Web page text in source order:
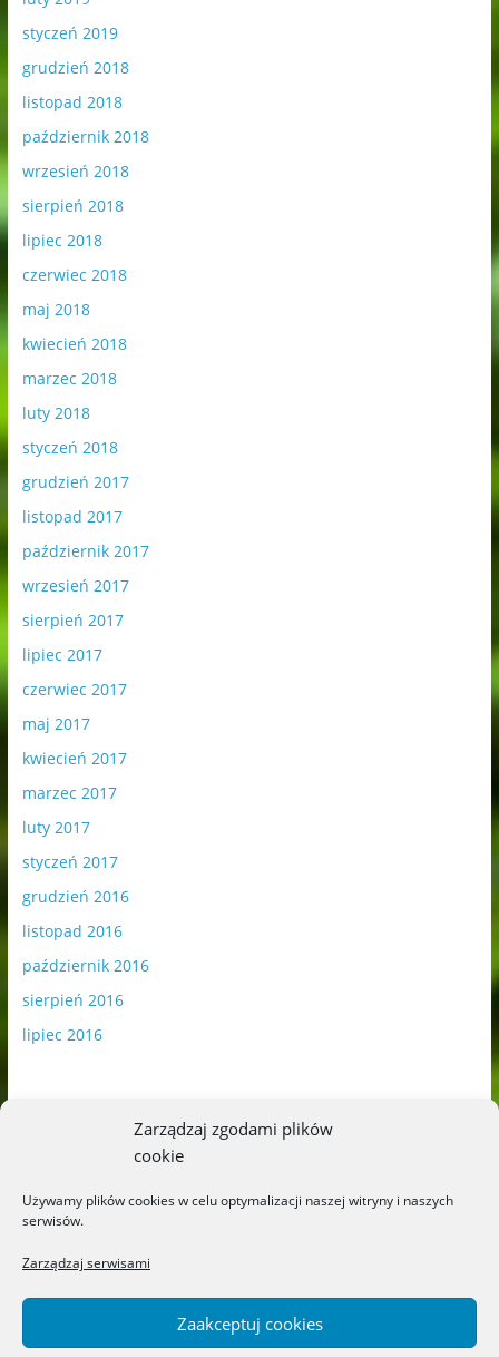
Zarządzaj zgodami plików
cookie
Używamy plików cookies w celu optymalizacji naszej witryny i naszych
serwisów.
Zarządzaj serwisami
Zaakceptuj cookies
styczeń 2019
grudzień 2018
listopad 2018
październik 2018
wrzesień 2018
sierpień 2018
lipiec 2018
czerwiec 2018
maj 2018
kwiecień 2018
marzec 2018
luty 2018
styczeń 2018
grudzień 2017
listopad 2017
październik 2017
wrzesień 2017
sierpień 2017
lipiec 2017
czerwiec 2017
maj 2017
kwiecień 2017
marzec 2017
luty 2017
styczeń 2017
grudzień 2016
listopad 2016
październik 2016
sierpień 2016
lipiec 2016